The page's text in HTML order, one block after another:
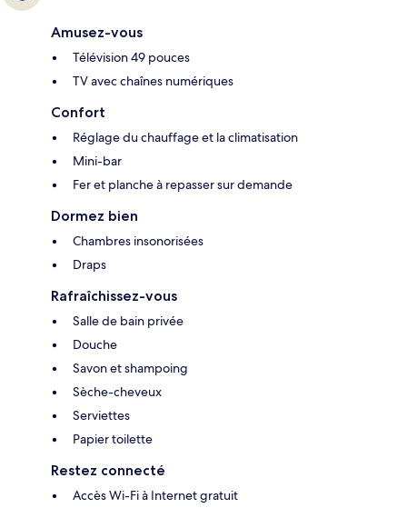
Amusez-vous
Télévision 49 pouces
TV avec chaînes numériques
Confort
Réglage du chauffage et la climatisation
Mini-bar
Fer et planche à repasser sur demande
Dormez bien
Chambres insonorisées
Draps
Rafraîchissez-vous
Salle de bain privée
Douche
Savon et shampoing
Sèche-cheveux
Serviettes
Papier toilette
Restez connecté
Accès Wi-Fi à Internet gratuit